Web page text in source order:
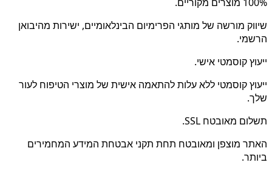
שיווק מורשה של מותגי הפרימיום הבינלאומיים, ישירות מהיבואן
הרשמי.
ייעוץ קוסמטי אישי.
ייעוץ קוסמטי ללא עלות להתאמה אישית של מוצרי הטיפוח לעור
שלך.
תשלום מאובטח SSL.
האתר מוצפן ומאובטח תחת תקני אבטחת המידע המחמירים
ביותר.